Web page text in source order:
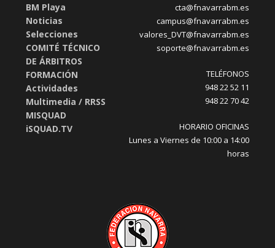
BM Playa
Noticias
Selecciones
COMITÉ TÉCNICO
DE ÁRBITROS
FORMACIÓN
Actividades
Multimedia / RRSS
MISQUAD
iSQUAD.TV
cta@fnavarrabm.es
campus@fnavarrabm.es
valores_DVT@fnavarrabm.es
soporte@fnavarrabm.es
TELÉFONOS
948 22 52 11
948 22 70 42
HORARIO OFICINAS
Lunes a Viernes de 10:00 a 14:00
horas